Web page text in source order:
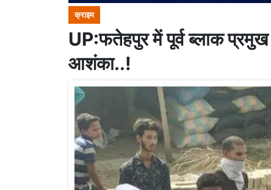
क्राइम
UP:फतेहपुर में पूर्व ब्लाक प्रमुख
आशंका..!